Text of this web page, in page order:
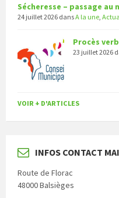
Sécheresse – passage au
24 juillet 2026 dansA la une
Procès
23 juillet 2026
VOIR + D'ARTICLES
INFOS CONTACT
Route de Florac
48000 Balsièges